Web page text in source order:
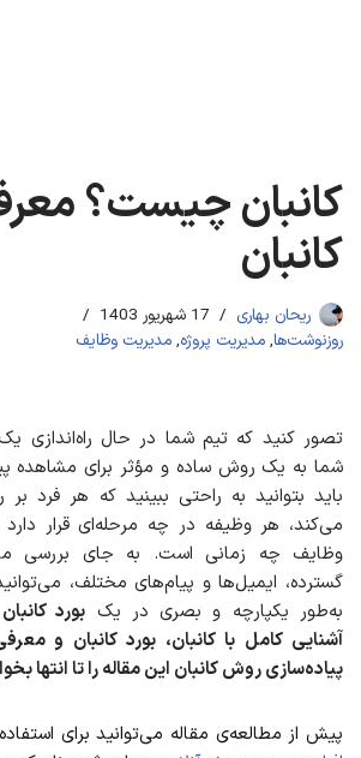
کانبان چیست؟
کانبان
ریحان بهاری
17 شهریور 1403
روزنوشت‌ها,مدیریت پروژه,مدیریت وظایف
تصور کنید که تیم شما در حال راه‌اندازی
شما به یک روش ساده و مؤثر برای مشاهده
باید بتوانید به راحتی ببینید که هر فرد
می‌کند، هر وظیفه در چه مرحله‌ای قرار
وظایف چه زمانی است. به جای بررسی
گسترده، ایمیل‌ها و پیام‌های مختلف،
به‌طور یکپارچه و بصری در یک بورد کانبان
آشنایی کامل با کانبان، بورد کانبان و
پیاده‌سازی روش کانبان این مقاله را تا انتها
پیش از مطالعه‌ی مقاله می‌توانید برای استفاده